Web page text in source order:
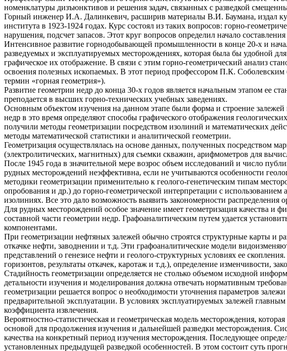
номенклатуры дизъюнктивов и решения задач, связанных с разведкой
Горный инженер И.А. Далинкевич, расширив материалы В.И. Баумана, издал
института в 1923-1924 годах. Курс состоял из таких вопросов: горно-
нарушения, подсчет запасов. Этот круг вопросов определил начало
Интенсивное развитие горнодобывающей промышленности в конце 20-х и
разведуемых и эксплуатируемых месторождениях, которая была бы удобной
графическое их отображение. В связи с этим горно-геометрический анализ
освоения полезных ископаемых. В этот период профессором П.К. Соболевским
термин «горная геометрия»).
Развитие геометрии недр до конца 30-х годов является начальным этапом ее
преподается в высших горно-технических учебных заведениях.
Основным объектом изучения на данном этапе были форма и строение
недр в это время определяют способы графического отображения
получили методы геометризации посредством изолиний и математических
методы математической статистики и аналитической геометрии.
Геометризация осуществлялась на основе данных, полученных посредством
(электролитических, магнитных) для съемки скважин, арифмометров для
После 1945 года в значительной мере возрос объем исследований и число
рудных месторождений неэффективна, если не учитываются особенности
методики геометризации применительно к геолого-генетическим типам
опробования и др.) до горно-геометрической интерпретации с
изолиниях. Все это дало возможность выявить закономерности
Для рудных месторождений особое значение имеет геометризация качества
составной части геометрии недр. Графоаналитическим путем удается
компонентами.
При геометризации нефтяных залежей обычно строятся структурные карты и
откачке нефти, заводнении и т.д. Эти графоаналитические модели
представлений о генезисе нефти и геолого-структурных условиях ее
горизонтов, результаты откачек, каротаж и т.д.), определение изменчивости,
Стадийность геометризации определяется не столько объемом исходной
детальности изучения и моделирования должна отвечать нормативным
геометризации решается вопрос о необходимости уточнения параметров
предварительной эксплуатации. В условиях эксплуатируемых залежей
коэффициента извлечения.
Вероятностно-статистическая и геометрическая модель месторождения,
основой для продолжения изучения и дальнейшей разведки месторождения.
качества на конкретный период изучения месторождения. Последующее
установленных предыдущей разведкой особенностей. В этом состоит суть